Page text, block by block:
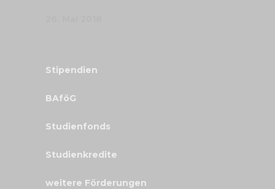
Stipendien
BAföG
Studienfonds
Studienkredite
weitere Förderungen